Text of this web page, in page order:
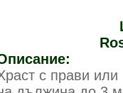
с прави или